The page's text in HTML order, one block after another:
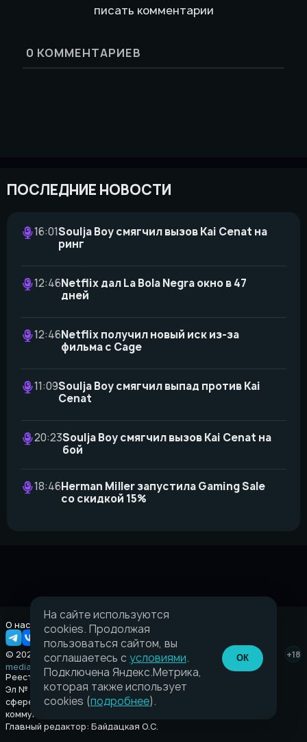
писать комментарии
0 КОММЕНТАРИЕВ
ПОСЛЕДНИЕ НОВОСТИ
16:01Soulja Boy смягчил вызов Kai Cenat на
ринг
12:46Netflix дал La Bola Negra окно в 47
дней
12:46Netflix получил новый иск из-за
фильма с Cage
11:09Soulja Boy смягчил выпад против Kai
Cenat
20:23Soulja Boy смягчил вызов Kai Cenat на
бой
18:46Herman Miller запустила Gaming Sale
со скидкой 15%
О нас Правовая информация
© 2026 Taverna.gg
+18
media@taverna.gg
Реестровая запись:
Эл № ФС77-89710 выдано Федеральной службой по надзору в
сфере связи, информационных технологий и массовых
коммуникаций (Роскомнадзор) от 08 июля 2025.
Главный редактор: Байдацкая О.С.
На сайте используются
cookies. Продолжая
пользоваться сайтом, вы
соглашаетесь с условиями.
Подключена Яндекс.Метрика,
которая также использует
cookies (подробнее).
ОК